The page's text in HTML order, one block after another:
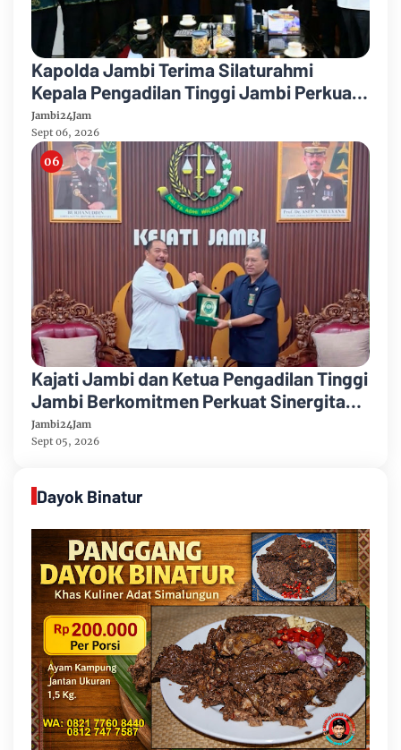
Kapolda Jambi Terima Silaturahmi
Kepala Pengadilan Tinggi Jambi Perkuat
Sinergi Antar Lembaga
Jambi24Jam
Sept 06, 2026
Kajati Jambi dan Ketua Pengadilan Tinggi
Jambi Berkomitmen Perkuat Sinergitas
Penegakan Hukum
Jambi24Jam
Sept 05, 2026
Dayok Binatur